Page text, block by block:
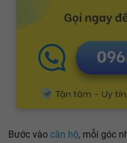
Bước vào căn hộ, mỗi góc